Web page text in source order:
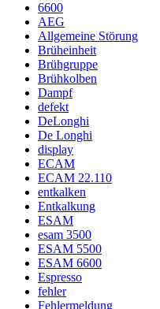
6600
AEG
Allgemeine Störung
Brüheinheit
Brühgruppe
Brühkolben
Dampf
defekt
DeLonghi
De Longhi
display
ECAM
ECAM 22.110
entkalken
Entkalkung
ESAM
esam 3500
ESAM 5500
ESAM 6600
Espresso
fehler
Fehlermeldung